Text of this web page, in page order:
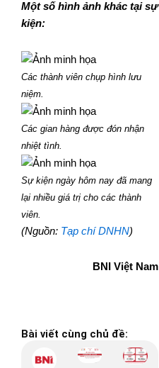
Một số hình ảnh khác tại sự
kiện:
Các thành viên chụp hình lưu
niệm.
Các gian hàng được đón nhận
nhiệt tình.
Sự kiện ngày hôm nay đã mang
lại nhiều giá trị cho các thành
viên.
(Nguồn: Tạp chí DNHN)
BNI Việt Nam
Bài viết cùng chủ đề: